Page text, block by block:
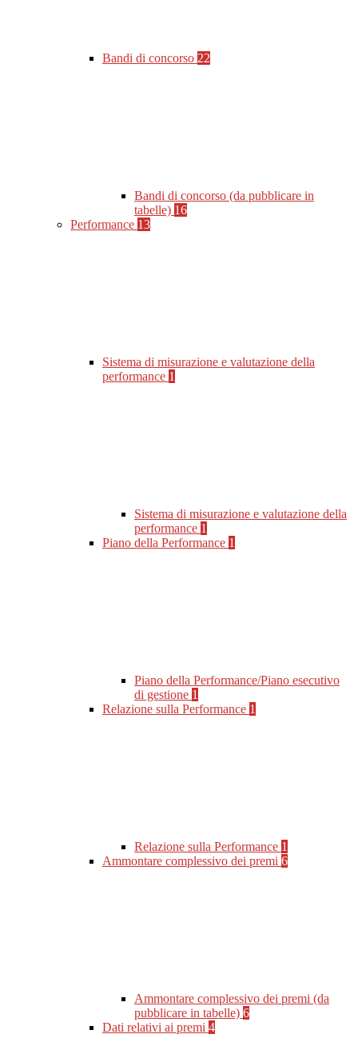
Bandi di concorso 22
Bandi di concorso (da pubblicare in
tabelle) 16
Performance 13
Sistema di misurazione e valutazione della
performance 1
Sistema di misurazione e valutazione della
performance 1
Piano della Performance 1
Piano della Performance/Piano esecutivo
di gestione 1
Relazione sulla Performance 1
Relazione sulla Performance 1
Ammontare complessivo dei premi 6
Ammontare complessivo dei premi (da
pubblicare in tabelle) 6
Dati relativi ai premi 4